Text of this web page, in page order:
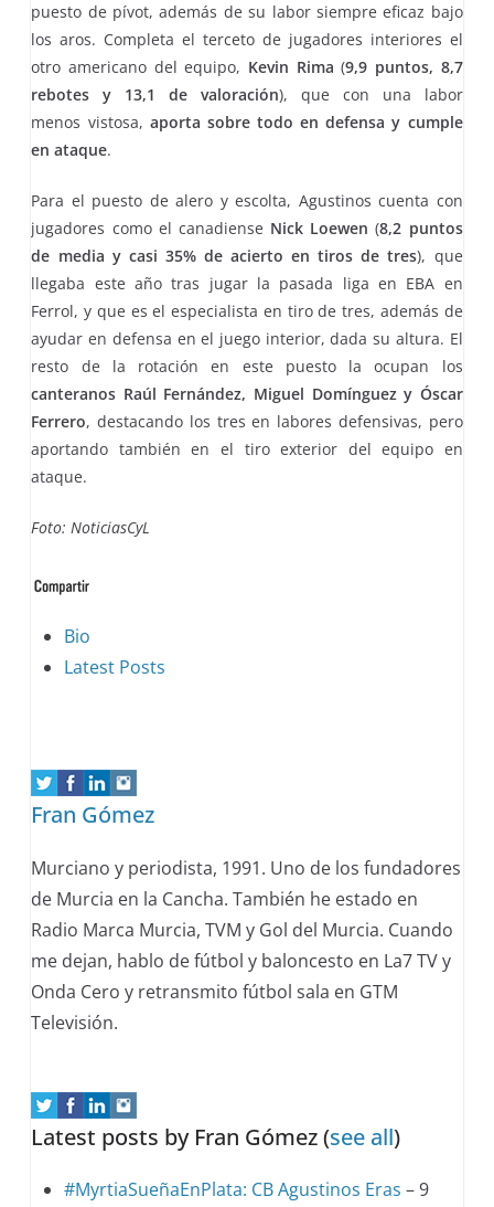
puesto de pívot, además de su labor siempre eficaz bajo
los aros. Completa el terceto de jugadores interiores el
otro americano del equipo, Kevin Rima (9,9 puntos, 8,7
rebotes y 13,1 de valoración), que con una labor
menos vistosa, aporta sobre todo en defensa y cumple
en ataque.
Para el puesto de alero y escolta, Agustinos cuenta con
jugadores como el canadiense Nick Loewen (8,2 puntos
de media y casi 35% de acierto en tiros de tres), que
llegaba este año tras jugar la pasada liga en EBA en
Ferrol, y que es el especialista en tiro de tres, además de
ayudar en defensa en el juego interior, dada su altura. El
resto de la rotación en este puesto la ocupan los
canteranos Raúl Fernández, Miguel Domínguez y Óscar
Ferrero, destacando los tres en labores defensivas, pero
aportando también en el tiro exterior del equipo en
ataque.
Foto: NoticiasCyL
The
following
content
below.
Bio
Latest Posts
Fran Gómez
Murciano y periodista, 1991. Uno de los fundadores
de Murcia en la Cancha. También he estado en
Radio Marca Murcia, TVM y Gol del Murcia. Cuando
me dejan, hablo de fútbol y baloncesto en La7 TV y
Onda Cero y retransmito fútbol sala en GTM
Televisión.
Latest posts by Fran Gómez(see all)
#MyrtiaSueñaEnPlata: CB Agustinos Eras – 9